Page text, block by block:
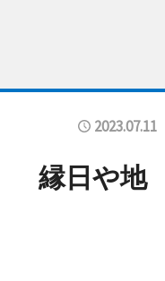
2023.07.11
縁日や地